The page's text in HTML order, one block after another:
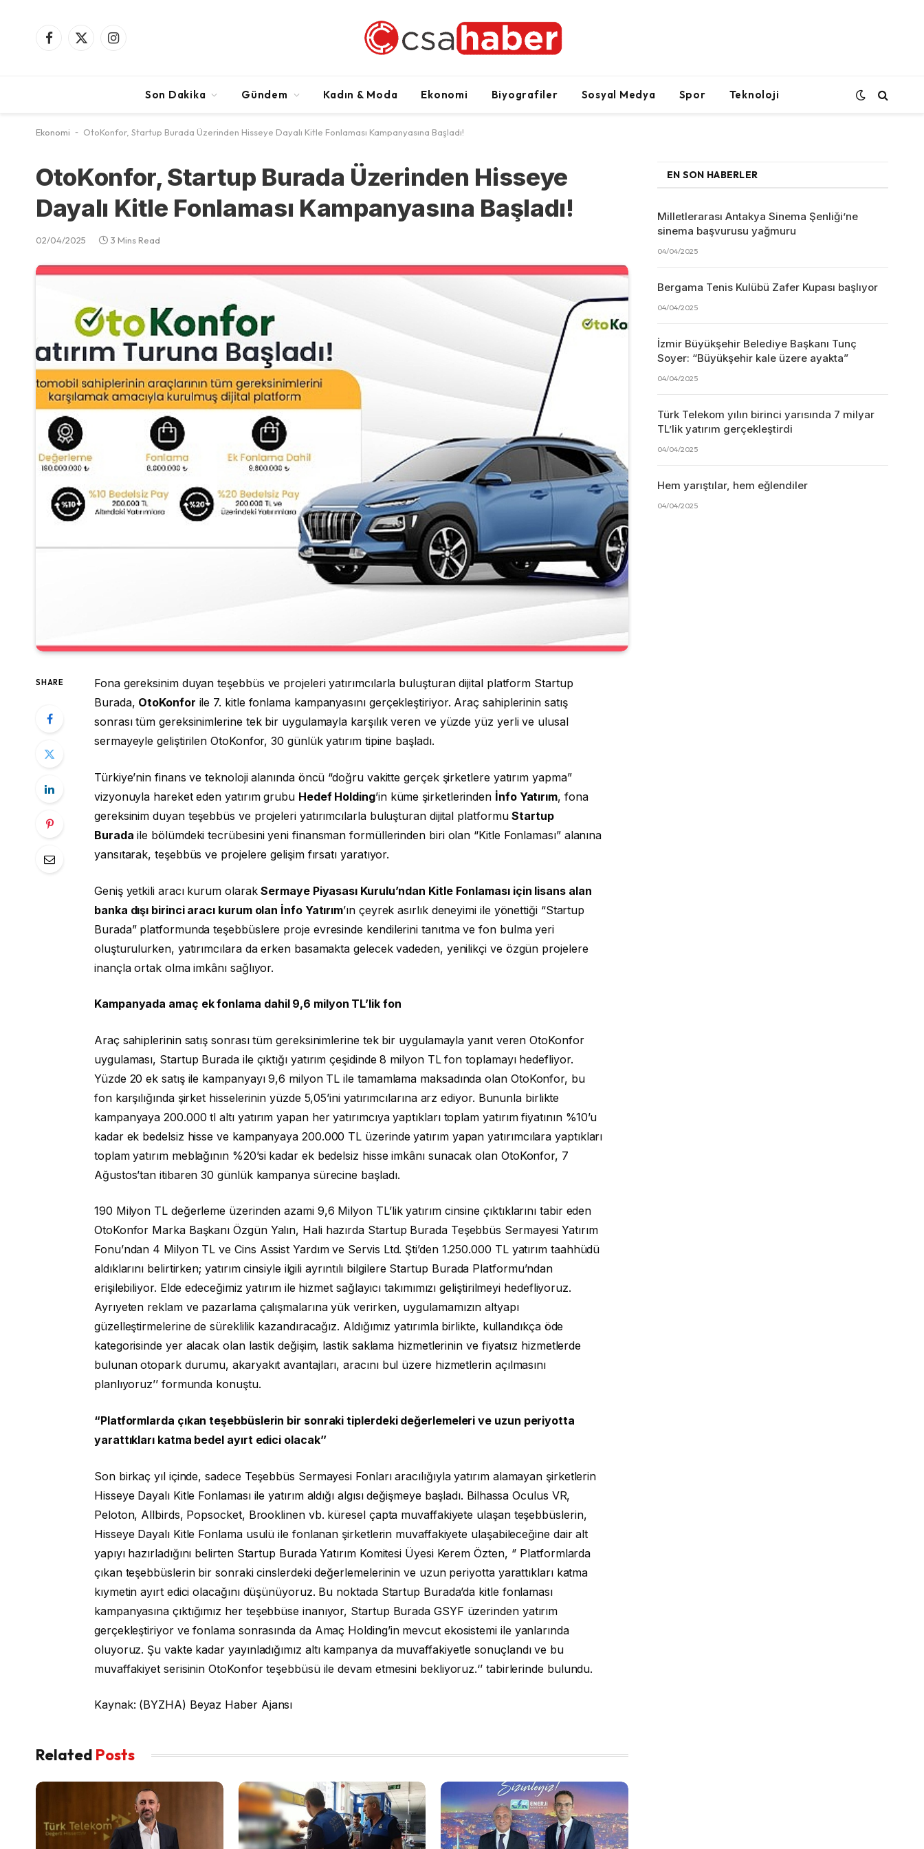
Facebook
X
Instagram
Son Dakika Gündem Kadın & Moda Ekonomi Biyografiler Sosyal Medya Spor Teknoloji
Ekonomi - OtoKonfor, Startup Burada Üzerinden Hisseye Dayalı Kitle Fonlaması Kampanyasına Başladı!
OtoKonfor, Startup Burada Üzerinden Hisseye
Dayalı Kitle Fonlaması Kampanyasına Başladı!
02/04/2025 3 Mins Read
SHARE
Fona gereksinim duyan teşebbüs ve projeleri yatırımcılarla buluşturan dijital platform Startup
Burada, OtoKonfor ile 7. kitle fonlama kampanyasını gerçekleştiriyor. Araç sahiplerinin satış
sonrası tüm gereksinimlerine tek bir uygulamayla karşılık veren ve yüzde yüz yerli ve ulusal
sermayeyle geliştirilen OtoKonfor, 30 günlük yatırım tipine başladı.
Türkiye’nin finans ve teknoloji alanında öncü “doğru vakitte gerçek şirketlere yatırım yapma”
vizyonuyla hareket eden yatırım grubu Hedef Holding’in küme şirketlerinden İnfo Yatırım, fona
gereksinim duyan teşebbüs ve projeleri yatırımcılarla buluşturan dijital platformuStartup
Burada ile bölümdeki tecrübesini yeni finansman formüllerinden biri olan “Kitle Fonlaması” alanına
yansıtarak, teşebbüs ve projelere gelişim fırsatı yaratıyor.
Geniş yetkili aracı kurum olarakSermaye Piyasası Kurulu’ndan Kitle Fonlaması için lisans alan
banka dışı birinci aracı kurum olan İnfo Yatırım’ın çeyrek asırlık deneyimi ile yönettiği “Startup
Burada” platformunda teşebbüslere proje evresinde kendilerini tanıtma ve fon bulma yeri
oluşturulurken, yatırımcılara da erken basamakta gelecek vadeden, yenilikçi ve özgün projelere
inançla ortak olma imkânı sağlıyor.
Kampanyada amaç ek fonlama dahil 9,6 milyon TL’lik fon
Araç sahiplerinin satış sonrası tüm gereksinimlerine tek bir uygulamayla yanıt veren OtoKonfor
uygulaması, Startup Burada ile çıktığı yatırım çeşidinde 8 milyon TL fon toplamayı hedefliyor.
Yüzde 20 ek satış ile kampanyayı 9,6 milyon TL ile tamamlama maksadında olan OtoKonfor, bu
fon karşılığında şirket hisselerinin yüzde 5,05’ini yatırımcılarına arz ediyor. Bununla birlikte
kampanyaya 200.000 tl altı yatırım yapan her yatırımcıya yaptıkları toplam yatırım fiyatının %10’u
kadar ek bedelsiz hisse ve kampanyaya 200.000 TL üzerinde yatırım yapan yatırımcılara yaptıkları
toplam yatırım meblağının %20’si kadar ek bedelsiz hisse imkânı sunacak olan OtoKonfor, 7
Ağustos’tan itibaren 30 günlük kampanya sürecine başladı.
190 Milyon TL değerleme üzerinden azami 9,6 Milyon TL’lik yatırım cinsine çıktıklarını tabir eden
OtoKonfor Marka Başkanı Özgün Yalın, Hali hazırda Startup Burada Teşebbüs Sermayesi Yatırım
Fonu’ndan 4 Milyon TL ve Cins Assist Yardım ve Servis Ltd. Şti’den 1.250.000 TL yatırım taahhüdü
aldıklarını belirtirken; yatırım cinsiyle ilgili ayrıntılı bilgilere Startup Burada Platformu’ndan
erişilebiliyor. Elde edeceğimiz yatırım ile hizmet sağlayıcı takımımızı geliştirilmeyi hedefliyoruz.
Ayrıyeten reklam ve pazarlama çalışmalarına yük verirken, uygulamamızın altyapı
güzelleştirmelerine de süreklilik kazandıracağız. Aldığımız yatırımla birlikte, kullandıkça öde
kategorisinde yer alacak olan lastik değişim, lastik saklama hizmetlerinin ve fiyatsız hizmetlerde
bulunan otopark durumu, akaryakıt avantajları, aracını bul üzere hizmetlerin açılmasını
planlıyoruz’’ formunda konuştu.
“Platformlarda çıkan teşebbüslerin bir sonraki tiplerdeki değerlemeleri ve uzun periyotta
yarattıkları katma bedel ayırt edici olacak’’
Son birkaç yıl içinde, sadece Teşebbüs Sermayesi Fonları aracılığıyla yatırım alamayan şirketlerin
Hisseye Dayalı Kitle Fonlaması ile yatırım aldığı algısı değişmeye başladı. Bilhassa Oculus VR,
Peloton, Allbirds, Popsocket, Brooklinen vb. küresel çapta muvaffakiyete ulaşan teşebbüslerin,
Hisseye Dayalı Kitle Fonlama usulü ile fonlanan şirketlerin muvaffakiyete ulaşabileceğine dair alt
yapıyı hazırladığını belirten Startup Burada Yatırım Komitesi Üyesi Kerem Özten, ‘’ Platformlarda
çıkan teşebbüslerin bir sonraki cinslerdeki değerlemelerinin ve uzun periyotta yarattıkları katma
kıymetin ayırt edici olacağını düşünüyoruz. Bu noktada Startup Burada’da kitle fonlaması
kampanyasına çıktığımız her teşebbüse inanıyor, Startup Burada GSYF üzerinden yatırım
gerçekleştiriyor ve fonlama sonrasında da Amaç Holding’in mevcut ekosistemi ile yanlarında
oluyoruz. Şu vakte kadar yayınladığımız altı kampanya da muvaffakiyetle sonuçlandı ve bu
muvaffakiyet serisinin OtoKonfor teşebbüsü ile devam etmesini bekliyoruz.‘’ tabirlerinde bulundu.
Kaynak: (BYZHA) Beyaz Haber Ajansı
Related Posts
EN SON HABERLER
Milletlerarası Antakya Sinema Şenliği’ne
sinema başvurusu yağmuru
04/04/2025
Bergama Tenis Kulübü Zafer Kupası başlıyor
04/04/2025
İzmir Büyükşehir Belediye Başkanı Tunç
Soyer: “Büyükşehir kale üzere ayakta”
04/04/2025
Türk Telekom yılın birinci yarısında 7 milyar
TL’lik yatırım gerçekleştirdi
04/04/2025
Hem yarıştılar, hem eğlendiler
04/04/2025